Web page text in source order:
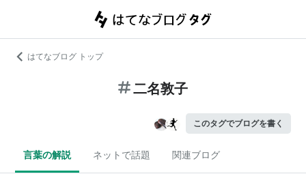
はてなブログ トップ
二名敦子
このタグでブログを書く
言葉の解説 ネットで話題 関連ブログ